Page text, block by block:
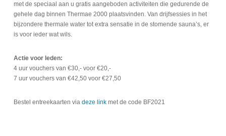
met de speciaal aan u gratis aangeboden activiteiten die gedurende de
gehele dag binnen Thermae 2000 plaatsvinden. Van drijfsessies in het
bijzondere thermale water tot extra sensatie in de stomende sauna’s, er
is voor ieder wat wils.
Actie voor leden:
4 uur vouchers van €30,- voor €20,-
7 uur vouchers van €42,50 voor €27,50
Bestel entreekaarten via deze link met de code BF2021